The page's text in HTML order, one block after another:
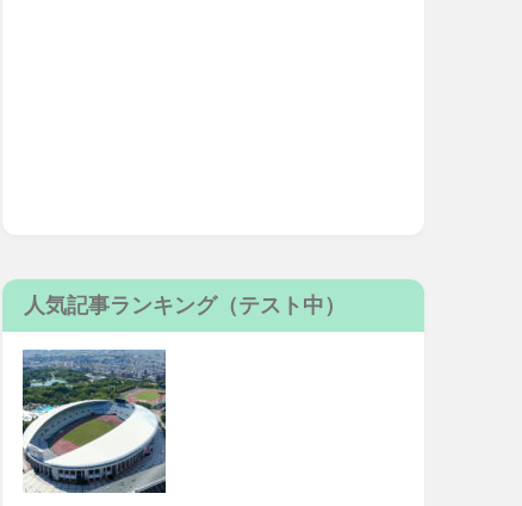
人気記事ランキング（テスト中）